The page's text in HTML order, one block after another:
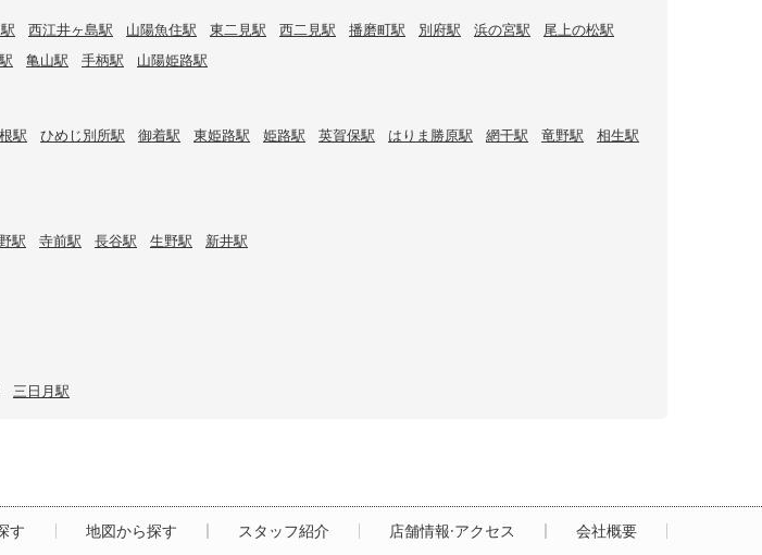
西江井ヶ島駅 山陽魚住駅 東二見駅 西二見駅 播磨町駅 別府駅 浜の宮駅
尾上の松駅
亀山駅 手柄駅 山陽姫路駅
駅 ひめじ別所駅 御着駅 東姫路駅 姫路駅 英賀保駅 はりま勝原駅 網干駅 竜野駅
相生駅
駅 寺前駅 長谷駅 生野駅 新井駅
三日月駅
す 地図から探す スタッフ紹介 店舗情報·アクセス 会社概要